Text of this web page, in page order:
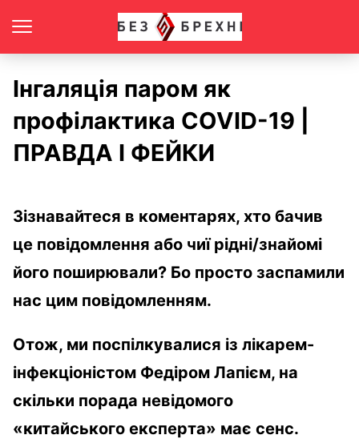
Інгаляція паром як
профілактика COVID-19 |
ПРАВДА І ФЕЙКИ
Зізнавайтеся в коментарях, хто бачив
це повідомлення або чиї рідні/знайомі
його поширювали? Бо просто заспамили
нас цим повідомленням.
Отож, ми поспілкувалися із лікарем-
інфекціоністом Федіром Лапієм, на
скільки порада невідомого
«китайського експерта» має сенс.